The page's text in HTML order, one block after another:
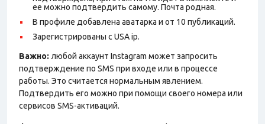
ее можно подтвердить самому. Почта родная.
В профиле добавлена аватарка и от 10 публикаций.
Зарегистрированы с USA ip.
Важно: любой аккаунт Instagram может запросить
подтверждение по SMS при входе или в процессе
работы. Это считается нормальным явлением.
Подтвердить его можно при помощи своего номера или
сервисов SMS-активаций.